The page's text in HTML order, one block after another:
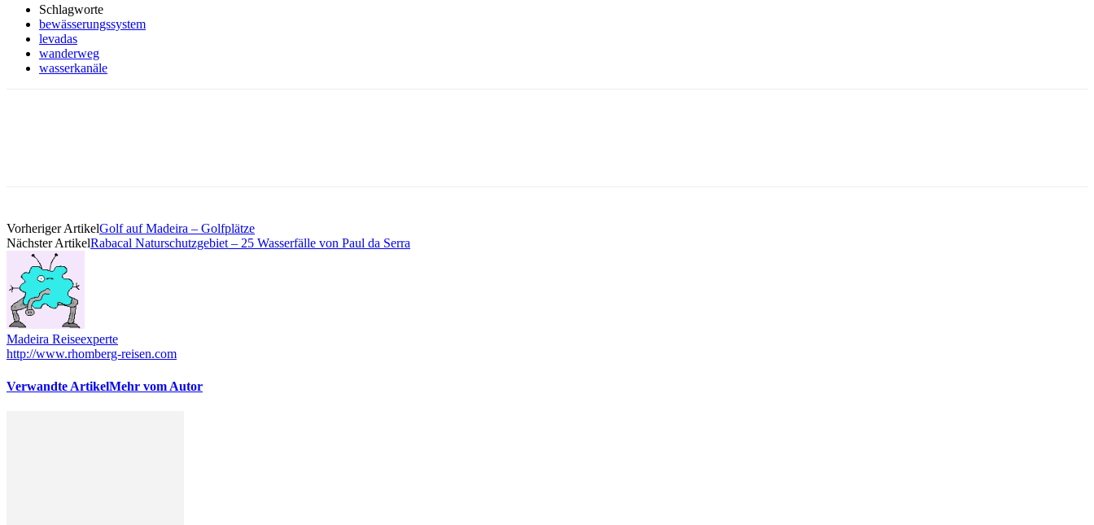
Schlagworte
bewässerungssystem
levadas
wanderweg
wasserkanäle
Vorheriger ArtikelGolf auf Madeira – Golfplätze
Nächster ArtikelRabacal Naturschutzgebiet – 25 Wasserfälle von Paul da Serra
Madeira Reiseexperte
http://www.rhomberg-reisen.com
Verwandte ArtikelMehr vom Autor